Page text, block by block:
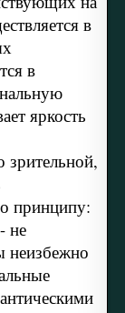
в
в
яркость
принципу:
не
неизбежно